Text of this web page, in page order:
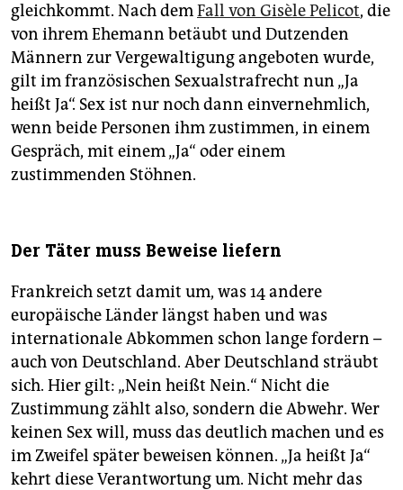
gleichkommt. Nach demFall von Gisèle Pelicot, die
von ihrem Ehemann betäubt und Dutzenden
Männern zur Vergewaltigung angeboten wurde,
gilt im französischen Sexualstrafrecht nun „Ja
heißt Ja“. Sex ist nur noch dann einvernehmlich,
wenn beide Personen ihm zustimmen, in einem
Gespräch, mit einem „Ja“ oder einem
zustimmenden Stöhnen.
Der Täter muss Beweise liefern
Frankreich setzt damit um, was 14 andere
europäische Länder längst haben und was
internationale Abkommen schon lange fordern –
auch von Deutschland. Aber Deutschland sträubt
sich. Hier gilt: „Nein heißt Nein.“ Nicht die
Zustimmung zählt also, sondern die Abwehr. Wer
keinen Sex will, muss das deutlich machen und es
im Zweifel später beweisen können. „Ja heißt Ja“
kehrt diese Verantwortung um. Nicht mehr das